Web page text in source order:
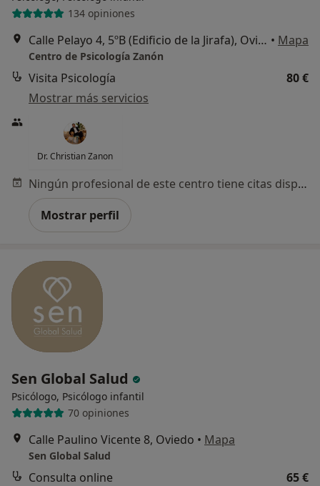
134 opiniones
Calle Pelayo 4, 5ºB (Edificio de la Jirafa), Oviedo • Mapa
Centro de Psicología Zanón
Visita Psicología
80 €
Mostrar más servicios
Dr. Christian Zanon
Ningún profesional de este centro tiene citas disponibles
Mostrar perfil
Sen Global Salud
Psicólogo, Psicólogo infantil
70 opiniones
Calle Paulino Vicente 8, Oviedo • Mapa
Sen Global Salud
Consulta online
65 €